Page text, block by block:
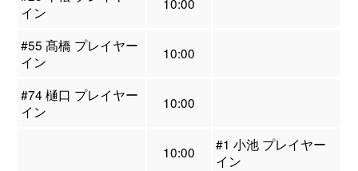
イン
#55 髙橋 プレイヤー
イン
10:00
#74 樋口 プレイヤー
イン
10:00
10:00
#1 小池 プレイヤー
イン